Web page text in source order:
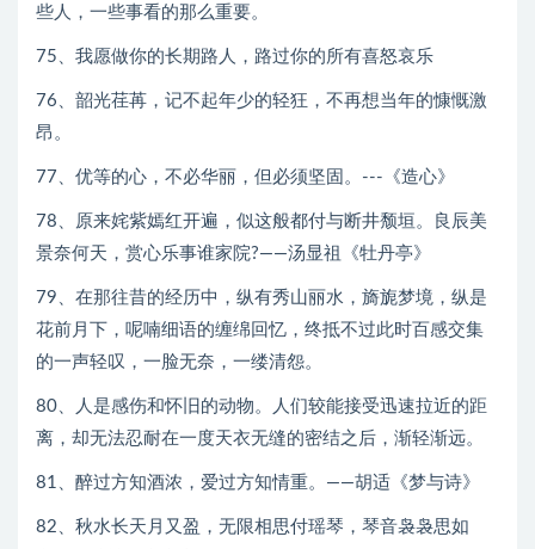
些人，一些事看的那么重要。
75、我愿做你的长期路人，路过你的所有喜怒哀乐
76、韶光荏苒，记不起年少的轻狂，不再想当年的慷慨激
昂。
77、优等的心，不必华丽，但必须坚固。---《造心》
78、原来姹紫嫣红开遍，似这般都付与断井颓垣。良辰美
景奈何天，赏心乐事谁家院?——汤显祖《牡丹亭》
79、在那往昔的经历中，纵有秀山丽水，旖旎梦境，纵是
花前月下，呢喃细语的缠绵回忆，终抵不过此时百感交集
的一声轻叹，一脸无奈，一缕清怨。
80、人是感伤和怀旧的动物。人们较能接受迅速拉近的距
离，却无法忍耐在一度天衣无缝的密结之后，渐轻渐远。
81、醉过方知酒浓，爱过方知情重。——胡适《梦与诗》
82、秋水长天月又盈，无限相思付瑶琴，琴音袅袅思如